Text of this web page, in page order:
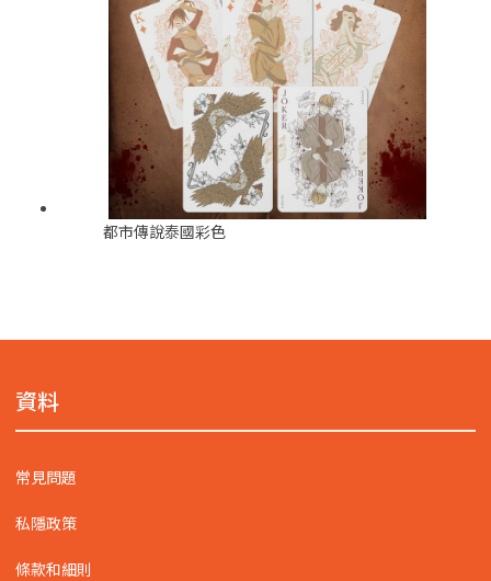
都市傳說泰國彩色
資料
常見問題
私隱政策
條款和細則